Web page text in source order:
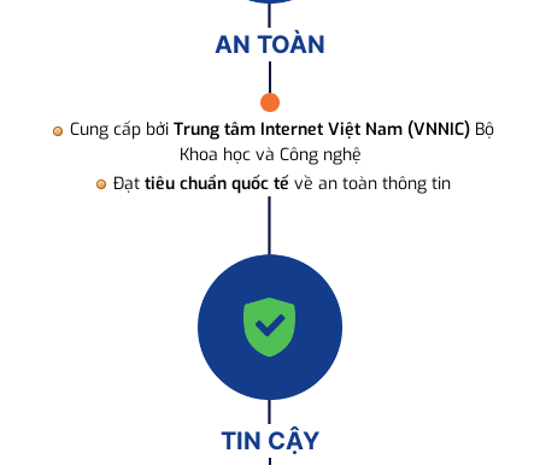
AN TOÀN
Cung cấp bởi Trung tâm Internet Việt Nam (VNNIC) Bộ
Khoa học và Công nghệ
Đạt tiêu chuẩn quốc tế về an toàn thông tin
TIN CẬY